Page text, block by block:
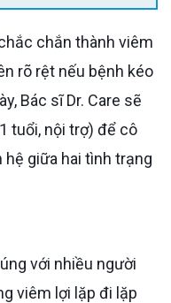
rõ rệt nếu bệnh kéo
Bác sĩ Dr. Care sẽ
tuổi, nội trợ) để cô
giữa hai tình trạng
viêm lợi lặp đi lặp